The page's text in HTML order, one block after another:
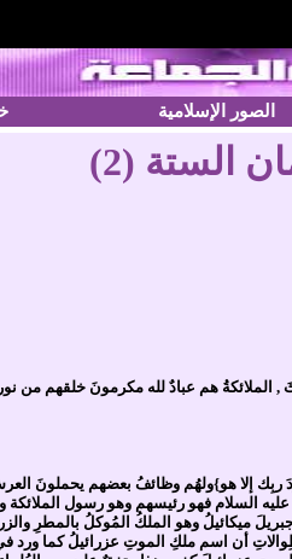
الصور الإسلامية
الستة (2)
, الملائكةُ هم عبادٌ لله مكرمونَ خلقهم من
ربِك إلا هو}ولهُم وظائفُ بعضهم
فهو رئيسهم وهو رسول الملائكة
ميكائيلُ وهو الملكُ المُوكلُ بالمطرِ
أن اسم ملكِ الموتِ عزرائيلُ كما ورد